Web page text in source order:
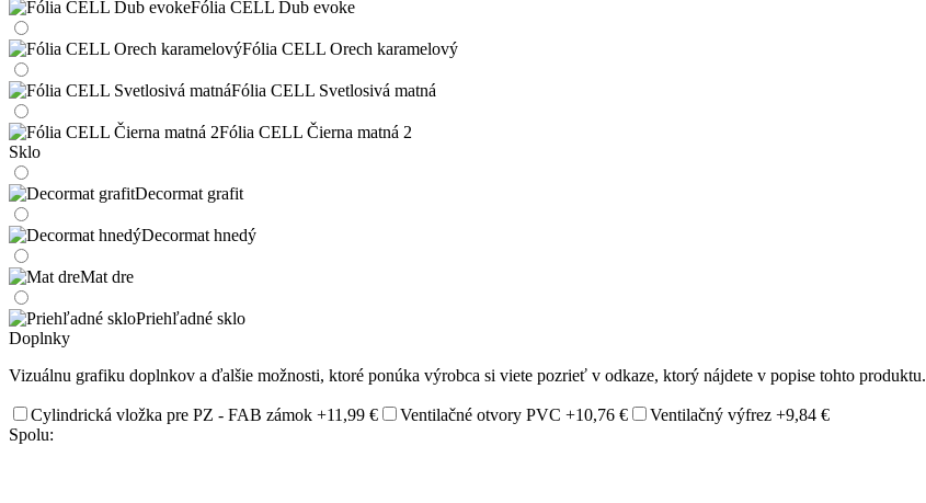
Fólia CELL Dub evoke
Fólia CELL Orech karamelový
Fólia CELL Svetlosivá matná
Fólia CELL Čierna matná 2
Sklo
Decormat grafit
Decormat hnedý
Mat dre
Priehľadné sklo
Doplnky
Vizuálnu grafiku doplnkov a ďalšie možnosti, ktoré ponúka výrobca si viete pozrieť v odkaze, ktorý nájdete v popise tohto produktu.
Cylindrická vložka pre PZ - FAB zámok +11,99 € Ventilačné otvory PVC +10,76 € Ventilačný výfrez +9,84 €
Spolu: